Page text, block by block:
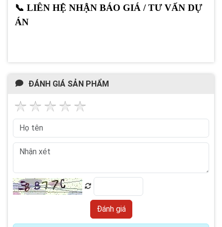
📞 LIÊN HỆ NHẬN BÁO GIÁ / TƯ VẤN DỰ
ÁN
ĐÁNH GIÁ SẢN PHẨM